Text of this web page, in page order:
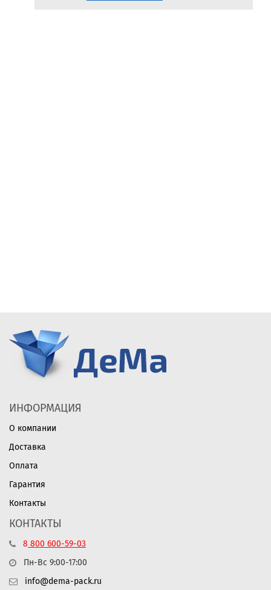
ИНФОРМАЦИЯ
О компании
Доставка
Оплата
Гарантия
Контакты
КОНТАКТЫ
8 800 600-59-03
Пн-Вс 9:00-17:00
info@dema-pack.ru